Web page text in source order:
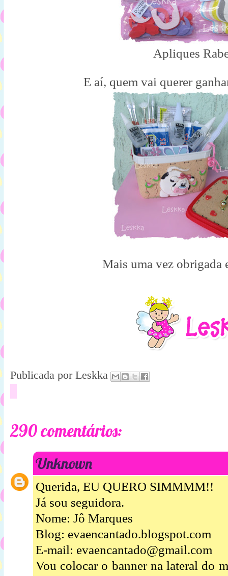
Apliques
E aí, quem vai querer
Mais uma vez obrigada
Publicada por Leskka
290 comentários:
Unknown
Querida, EU QUERO SIMMMM!!
Já sou seguidora.
Nome: Jô Marques
Blog: evaencantado.blogspot.com
E-mail: evaencantado@gmail.com
Vou colocar o banner na lateral do